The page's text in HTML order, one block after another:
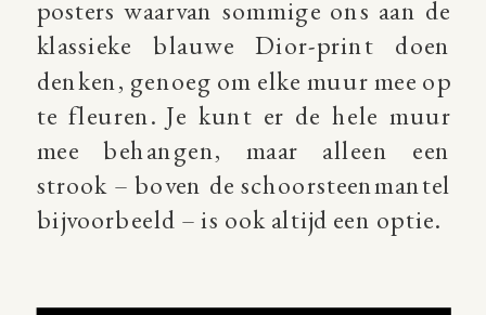
posters waarvan sommige ons aan de
klassieke blauwe Dior-print doen
denken, genoeg om elke muur mee op
te fleuren. Je kunt er de hele muur
mee behangen, maar alleen een
strook – boven de schoorsteenmantel
bijvoorbeeld – is ook altijd een optie.